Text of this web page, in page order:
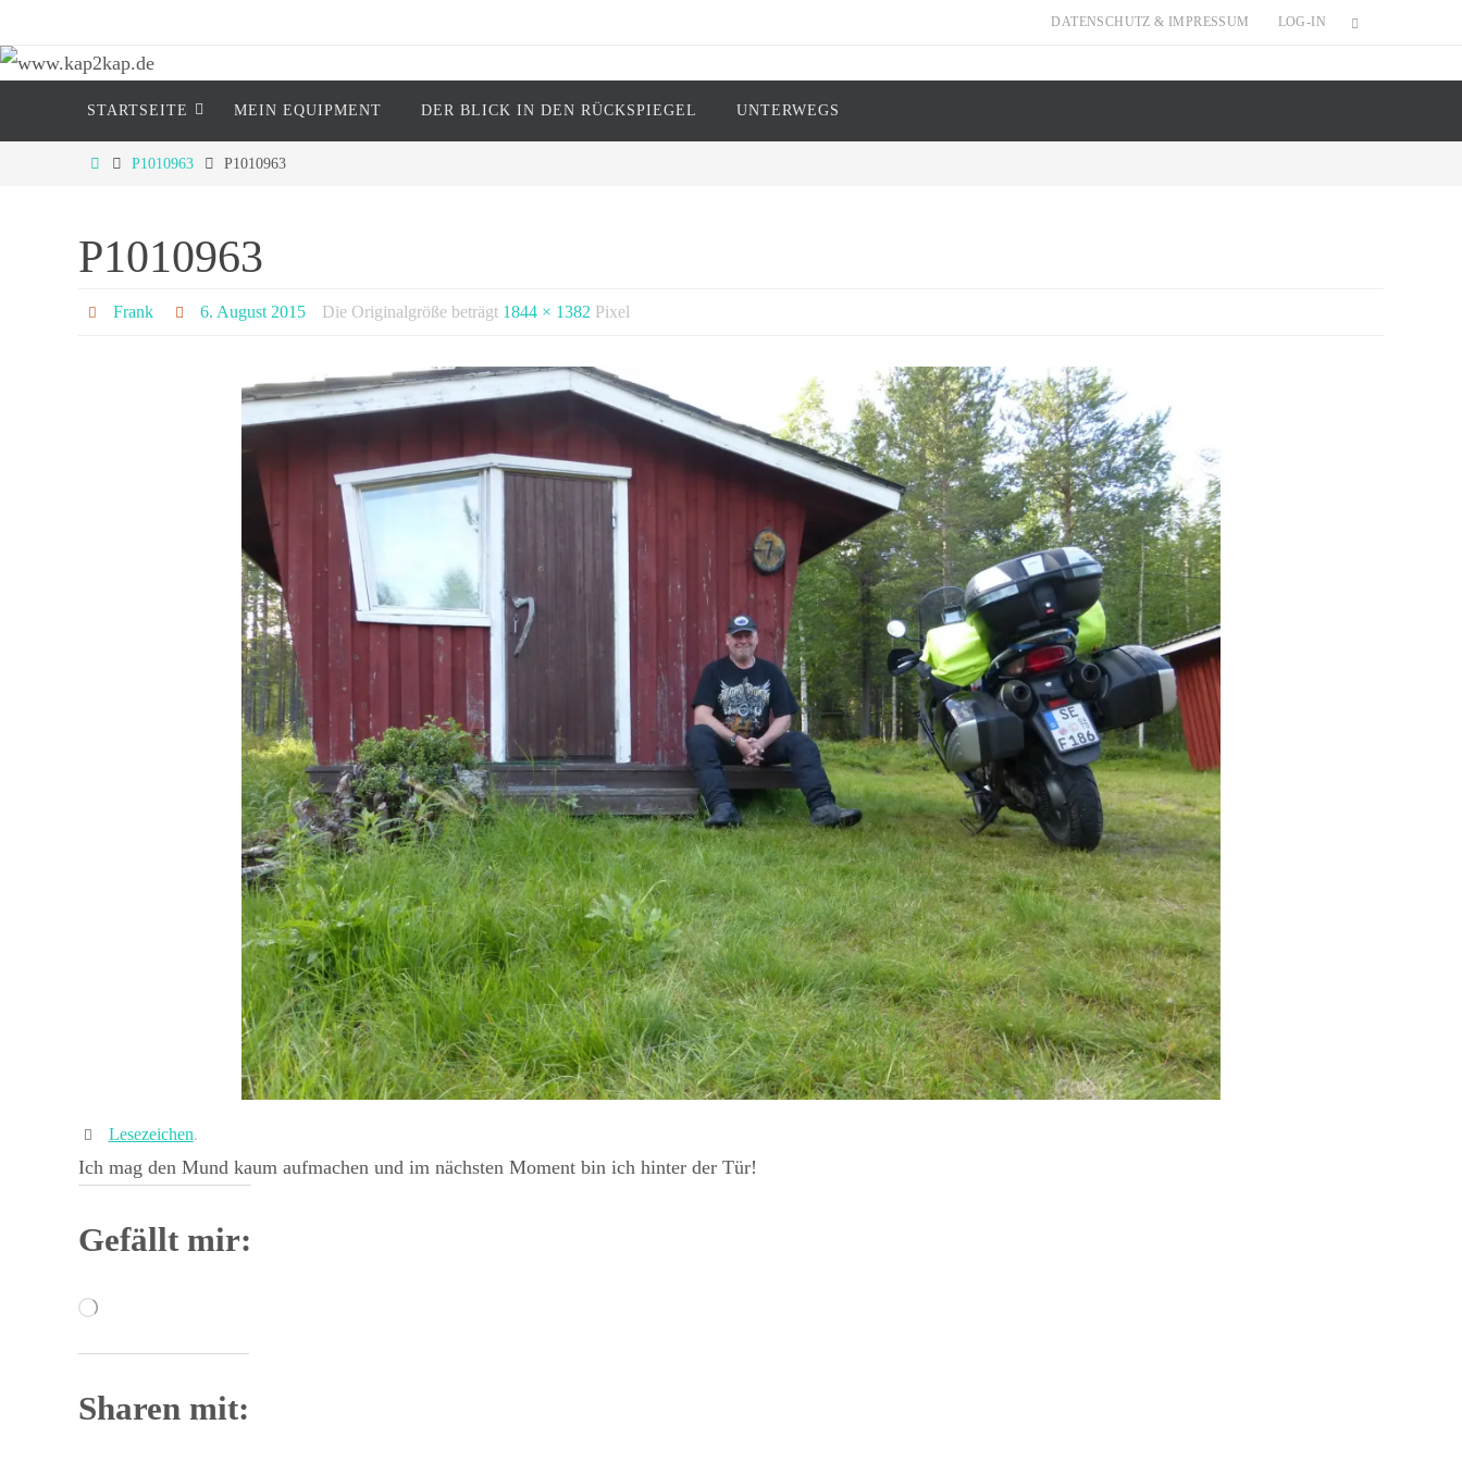
Inhalt
springen
DATENSCHUTZ & IMPRESSUM LOG-IN
www.kap2kap.de
"Reisen ist tödlich..... für Vorurteile" (Mark Twain)
STARTSEITE MEIN EQUIP­MENT DER BLICK IN DEN RÜCKSPIEGEL UNTERWEGS
StartP1010963 P1010963
P1010963
Frank 6. August 2015 Die Originalgröße beträgt 1844 × 1382 Pixel
Lesezeichen.
Ich mag den Mund kaum aufmachen und im nächsten Moment bin ich hinter der Tür!
Gefällt mir:
Wird
Sharen mit: